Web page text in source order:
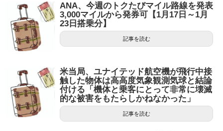
ANA、今週のトクたびマイル路線を発表
3,000マイルから発券可【1月17日～1月
23日搭乗分】
記事を読む
米当局、ユナイテッド航空機が飛行中接
触した物体は高高度気象観測気球と結論
付ける「機体と乗客にとって非常に壊滅
的な被害をもたらしかねなかった」
記事を読む